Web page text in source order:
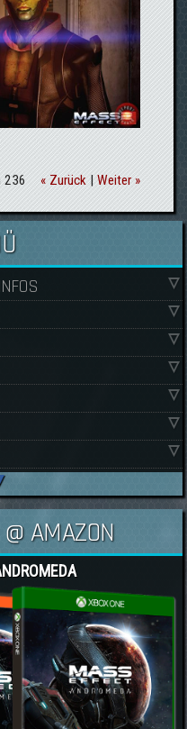
236 « Zurück|Weiter »
AMAZON